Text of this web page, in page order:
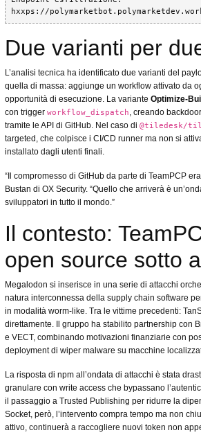
hxxps://
Due varianti per
L’analisi tecnica ha identificato due varianti del
quella di massa: aggiunge un workflow attivato da
opportunità di esecuzione. La variante Optimize-
con trigger workflow_dispatch, creando
tramite le API di GitHub. Nel caso di @tiledesk/
targeted, che colpisce i CI/CD runner ma non si
installato dagli utenti finali.
“Il compromesso di GitHub da parte di TeamPCP
Bustan di OX Security. “Quello che arriverà è
sviluppatori in tutto il mondo.”
Il contesto:
open source sotto
Megalodon si inserisce in una serie di attacchi
natura interconnessa della supply chain software
in modalità worm-like. Tra le vittime precedenti:
direttamente. Il gruppo ha stabilito partnership con
e VECT, combinando motivazioni finanziarie con
deployment di wiper malware su macchine
La risposta di npm all’ondata di attacchi è stata
granulare con write access che bypassano
il passaggio a Trusted Publishing per ridurre la
Socket, però, l’intervento compra tempo ma non
attivo, continuerà a raccogliere nuovi token non